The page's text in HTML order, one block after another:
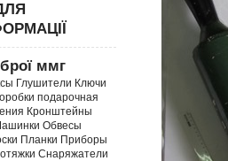
ммг
Глушители Ключи
подарочная
Кронштейны
Обвесы
Планки Приборы
Снаряжатели